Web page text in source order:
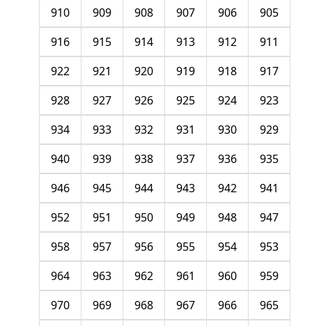
905
906
907
908
909
910
911
912
913
914
915
916
917
918
919
920
921
922
923
924
925
926
927
928
929
930
931
932
933
934
935
936
937
938
939
940
941
942
943
944
945
946
947
948
949
950
951
952
953
954
955
956
957
958
959
960
961
962
963
964
965
966
967
968
969
970